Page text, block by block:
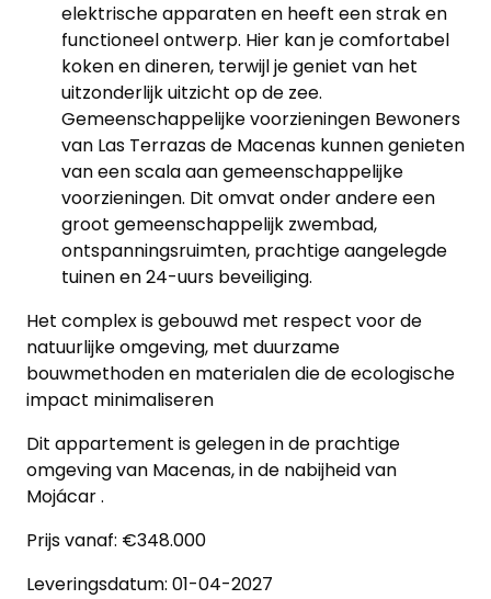
team
kantoor
werkwijze
Contacteer
ons
Blog
Cookies
elektrische apparaten en heeft een strak en
functioneel ontwerp. Hier kan je comfortabel
koken en dineren, terwijl je geniet van het
uitzonderlijk uitzicht op de zee.
Gemeenschappelijke voorzieningen Bewoners
van Las Terrazas de Macenas kunnen genieten
van een scala aan gemeenschappelijke
voorzieningen. Dit omvat onder andere een
groot gemeenschappelijk zwembad,
ontspanningsruimten, prachtige aangelegde
tuinen en 24-uurs beveiliging.
Het complex is gebouwd met respect voor de
natuurlijke omgeving, met duurzame
bouwmethoden en materialen die de ecologische
impact minimaliseren
Dit appartement is gelegen in de prachtige
omgeving van Macenas, in de nabijheid van
Mojácar .
Prijs vanaf: €348.000
Leveringsdatum: 01-04-2027